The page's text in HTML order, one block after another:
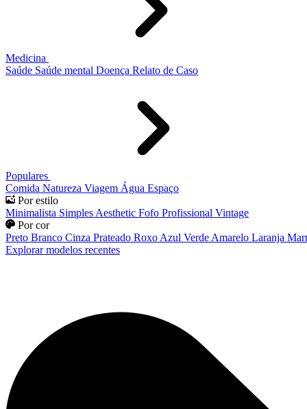
Medicina
Saúde Saúde mental Doença Relato de Caso
Populares
Comida Natureza Viagem Água Espaço
Por estilo
Minimalista Simples Aesthetic Fofo Profissional Vintage
Por cor
Preto Branco Cinza Prateado Roxo Azul Verde Amarelo Laranja
Explorar modelos recentes